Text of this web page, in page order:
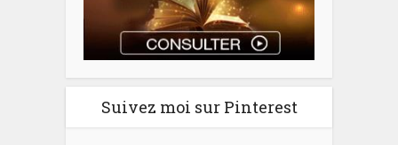
Suivez moi sur Pinterest